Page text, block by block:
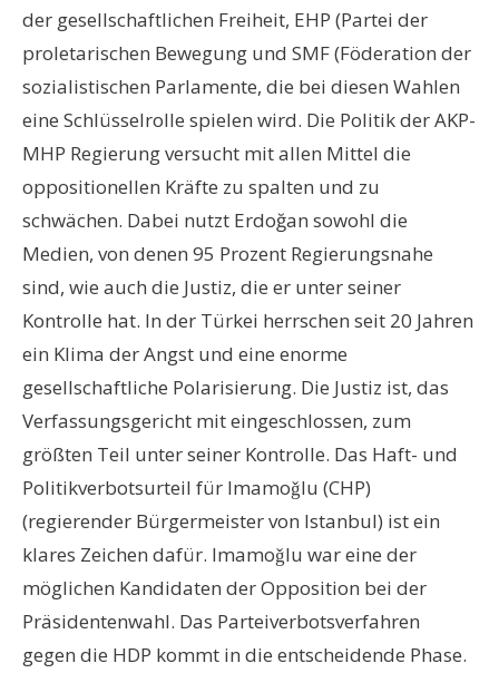
der gesellschaftlichen Freiheit, EHP (Partei der
proletarischen Bewegung und SMF (Föderation der
sozialistischen Parlamente, die bei diesen Wahlen
eine Schlüsselrolle spielen wird. Die Politik der AKP-
MHP Regierung versucht mit allen Mittel die
oppositionellen Kräfte zu spalten und zu
schwächen. Dabei nutzt Erdoğan sowohl die
Medien, von denen 95 Prozent Regierungsnahe
sind, wie auch die Justiz, die er unter seiner
Kontrolle hat. In der Türkei herrschen seit 20 Jahren
ein Klima der Angst und eine enorme
gesellschaftliche Polarisierung. Die Justiz ist, das
Verfassungsgericht mit eingeschlossen, zum
größten Teil unter seiner Kontrolle. Das Haft- und
Politikverbotsurteil für Imamoǧlu (CHP)
(regierender Bürgermeister von Istanbul) ist ein
klares Zeichen dafür. Imamoǧlu war eine der
möglichen Kandidaten der Opposition bei der
Präsidentenwahl. Das Parteiverbotsverfahren
gegen die HDP kommt in die entscheidende Phase.